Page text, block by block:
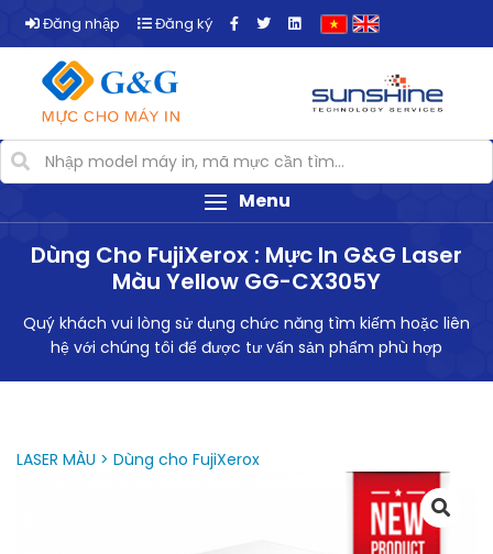
Đăng nhập Đăng ký
Menu
Dùng Cho FujiXerox : Mực In G&G Laser
Màu Yellow GG-CX305Y
Quý khách vui lòng sử dụng chức năng tìm kiếm hoặc liên
hệ với chúng tôi để được tư vấn sản phẩm phù hợp
LASER MÀU > Dùng cho FujiXerox